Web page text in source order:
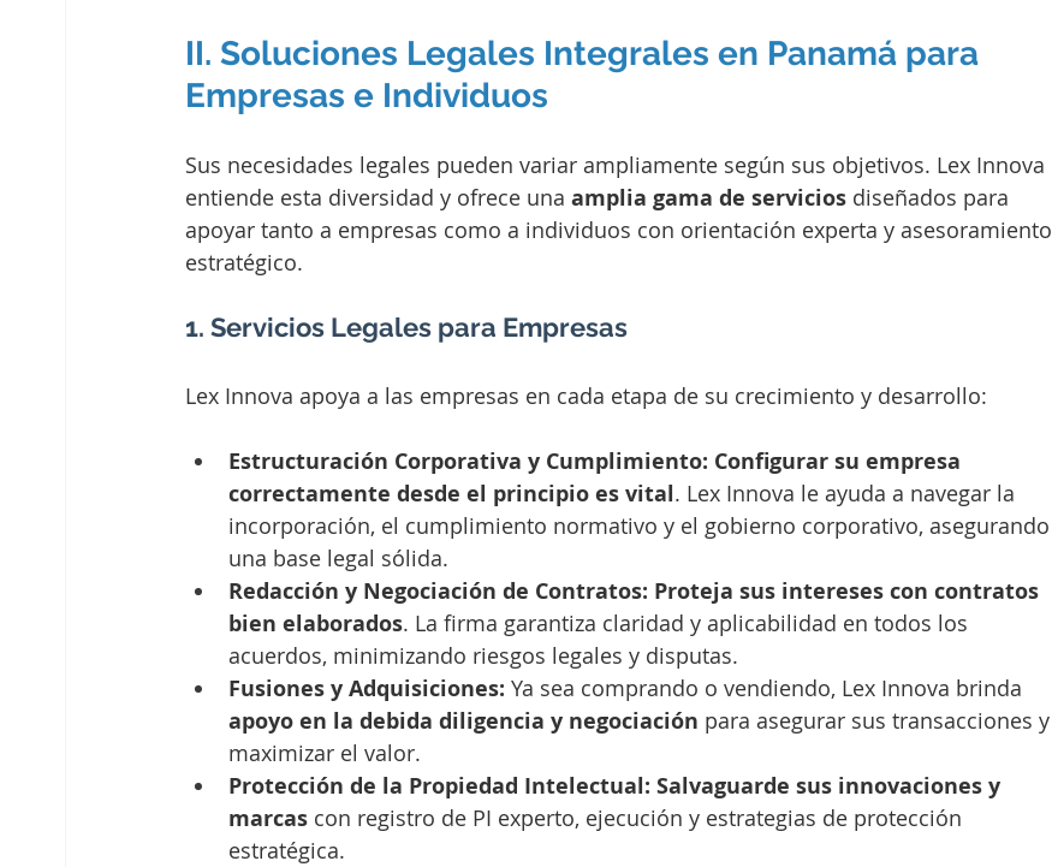
II. Soluciones Legales Integrales en Panamá para
Empresas e Individuos
Sus necesidades legales pueden variar ampliamente según sus objetivos. Lex Innova
entiende esta diversidad y ofrece una amplia gama de servicios diseñados para
apoyar tanto a empresas como a individuos con orientación experta y asesoramiento
estratégico.
1. Servicios Legales para Empresas
Lex Innova apoya a las empresas en cada etapa de su crecimiento y desarrollo:
Estructuración Corporativa y Cumplimiento: Configurar su empresa
correctamente desde el principio es vital. Lex Innova le ayuda a navegar la
incorporación, el cumplimiento normativo y el gobierno corporativo, asegurando
una base legal sólida.
Redacción y Negociación de Contratos: Proteja sus intereses con contratos
bien elaborados. La firma garantiza claridad y aplicabilidad en todos los
acuerdos, minimizando riesgos legales y disputas.
Fusiones y Adquisiciones: Ya sea comprando o vendiendo, Lex Innova brinda
apoyo en la debida diligencia y negociación para asegurar sus transacciones y
maximizar el valor.
Protección de la Propiedad Intelectual: Salvaguarde sus innovaciones y
marcas con registro de PI experto, ejecución y estrategias de protección
estratégica.